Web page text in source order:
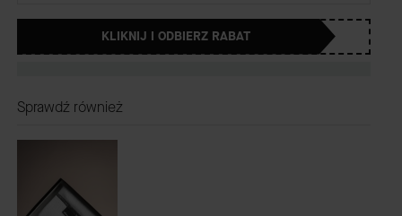
KLIKNIJ I ODBIERZ RABAT
Sprawdź również